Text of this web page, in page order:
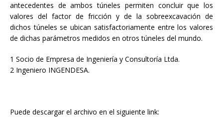
antecedentes de ambos túneles permiten concluir que los
valores del factor de fricción y de la sobreexcavación de
dichos túneles se ubican satisfactoriamente entre los valores
de dichas parámetros medidos en otros túneles del mundo.
1 Socio de Empresa de Ingeniería y Consultoría Ltda.
2 Ingeniero INGENDESA.
Puede descargar el archivo en el siguiente link: